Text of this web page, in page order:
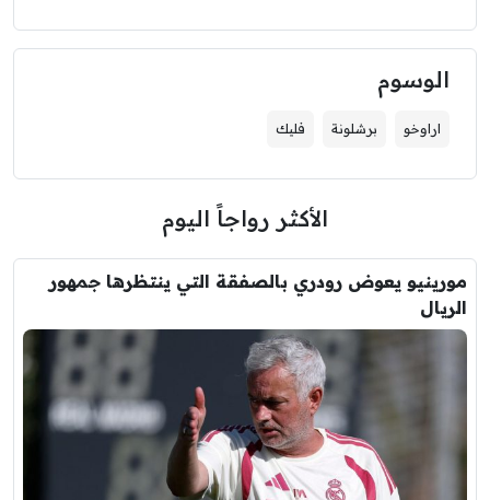
الوسوم
اراوخو برشلونة فليك
الأكثر رواجاً اليوم
مورينيو يعوض رودري بالصفقة التي ينتظرها جمهور
الريال